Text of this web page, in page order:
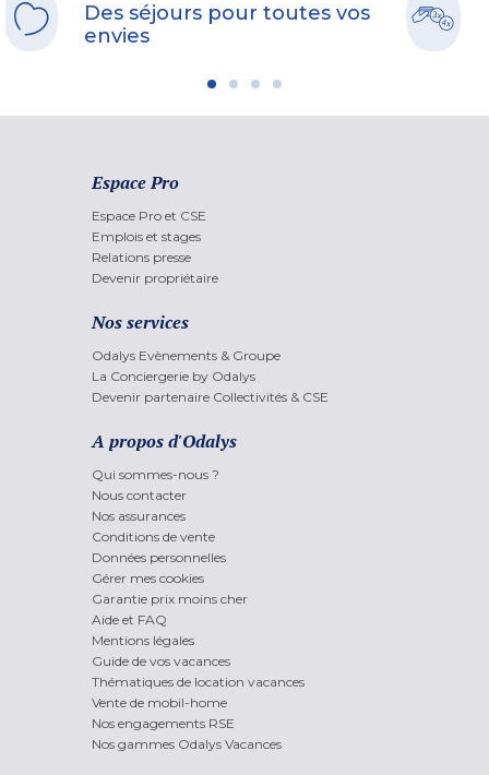
Des séjours pour toutes vos
envies
Espace Pro
Espace Pro et CSE
Emplois et stages
Relations presse
Devenir propriétaire
Nos services
Odalys Evènements & Groupe
La Conciergerie by Odalys
Devenir partenaire Collectivités & CSE
A propos d'Odalys
Qui sommes-nous ?
Nous contacter
Nos assurances
Conditions de vente
Données personnelles
Gérer mes cookies
Garantie prix moins cher
Aide et FAQ
Mentions légales
Guide de vos vacances
Thématiques de location vacances
Vente de mobil-home
Nos engagements RSE
Nos gammes Odalys Vacances